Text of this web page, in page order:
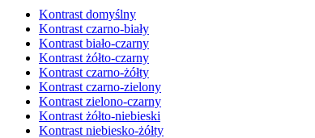
Kontrast domyślny
Kontrast czarno-biały
Kontrast biało-czarny
Kontrast żółto-czarny
Kontrast czarno-żółty
Kontrast czarno-zielony
Kontrast zielono-czarny
Kontrast żółto-niebieski
Kontrast niebiesko-żółty